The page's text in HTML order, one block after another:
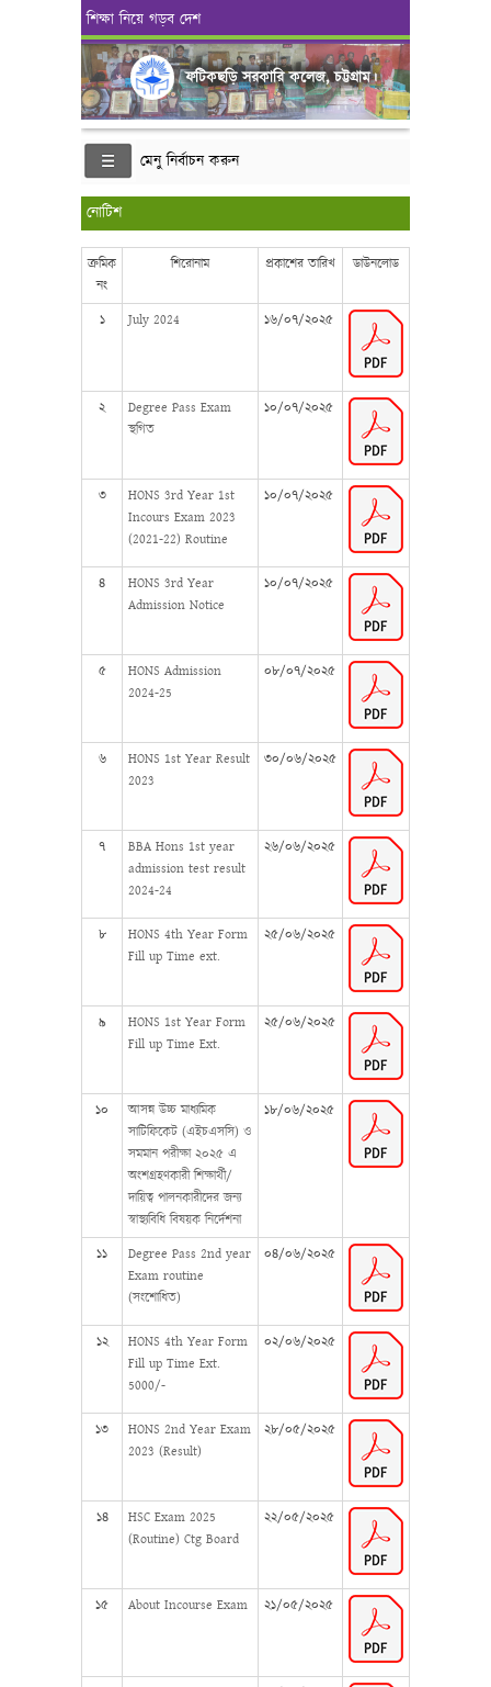
শিক্ষা নিয়ে গড়ব দেশ
ফটিকছড়ি সরকারি কলেজ, চট্টগ্রাম।
মেনু নির্বাচন করুন
নোটিশ
ক্রমিক
নং
শিরোনাম প্রকাশের তারিখ ডাউনলোড
১ July 2024 ১৬/০৭/২০২৫
২
Degree Pass Exam
স্থগিত
১০/০৭/২০২৫
৩
HONS 3rd Year 1st
Incours Exam 2023
(2021-22) Routine
১০/০৭/২০২৫
৪
HONS 3rd Year
Admission Notice
১০/০৭/২০২৫
৫
HONS Admission
2024-25
০৮/০৭/২০২৫
৬
HONS 1st Year Result
2023
৩০/০৬/২০২৫
৭
BBA Hons 1st year
admission test result
2024-24
২৬/০৬/২০২৫
৮
HONS 4th Year Form
Fill up Time ext.
২৫/০৬/২০২৫
৯
HONS 1st Year Form
Fill up Time Ext.
২৫/০৬/২০২৫
১০
আসন্ন উচ্চ মাধ্যমিক
সাটিফিকেট (এইচএসসি) ও
সমমান পরীক্ষা ২০২৫ এ
অংশগ্রহণকারী শিক্ষার্থী/
দায়িত্ব পালনকারীদের জন্য
স্বাস্থ্যবিধি বিষয়ক নির্দেশনা
১৮/০৬/২০২৫
১১
Degree Pass 2nd year
Exam routine
(সংশোধিত)
০৪/০৬/২০২৫
১২
HONS 4th Year Form
Fill up Time Ext.
5000/-
০২/০৬/২০২৫
১৩
HONS 2nd Year Exam
2023 (Result)
২৮/০৫/২০২৫
১৪
HSC Exam 2025
(Routine) Ctg Board
২২/০৫/২০২৫
১৫ About Incourse Exam ২১/০৫/২০২৫